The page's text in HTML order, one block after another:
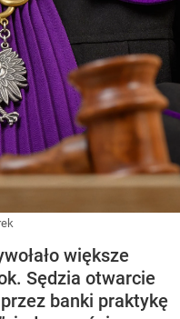
większe
Sędzia otwarcie
banki praktykę